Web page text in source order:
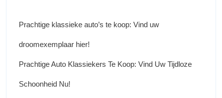
Prachtige klassieke auto’s te koop: Vind uw
droomexemplaar hier!
Prachtige Auto Klassiekers Te Koop: Vind Uw Tijdloze
Schoonheid Nu!